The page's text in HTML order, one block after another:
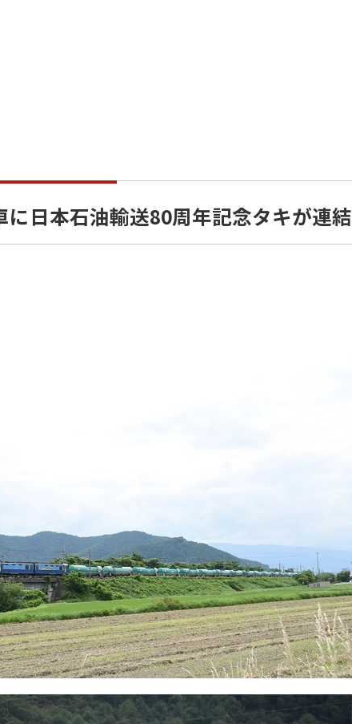
に日本石油輸送80周年記念タキが連結